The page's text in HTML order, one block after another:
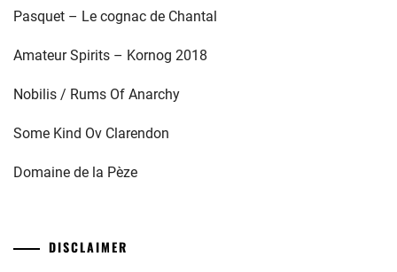
Pasquet – Le cognac de Chantal
Amateur Spirits – Kornog 2018
Nobilis / Rums Of Anarchy
Some Kind Ov Clarendon
Domaine de la Pèze
DISCLAIMER